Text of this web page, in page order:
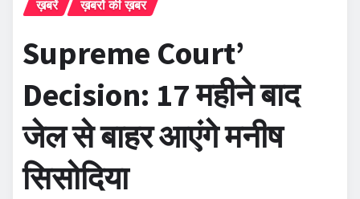
ख़बरें ख़बरों की ख़बर
Supreme Court’
Decision: 17 महीने बाद
जेल से बाहर आएंगे मनीष
सिसोदिया